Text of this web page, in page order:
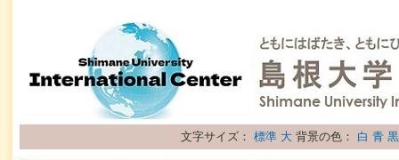
文字サイズ： 標準 大 背景の色： 白 青 黒